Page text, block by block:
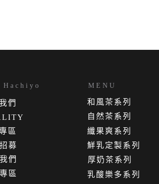
募
Hachiyo
們
區
們
區
乳酸樂多系列
厚奶茶系列
鮮乳定製系列
纖果爽系列
自然茶系列
和風茶系列
MENU